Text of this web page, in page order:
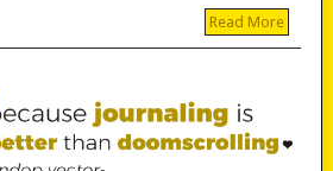
Read More